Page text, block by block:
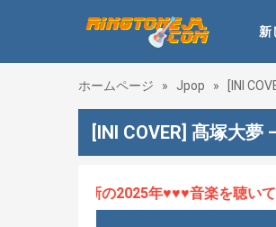
新
ホームページ » Jpop » [INI
[INI COVER] 髙塚大
、最新の2025年♥♥♥音楽を聴いてダ